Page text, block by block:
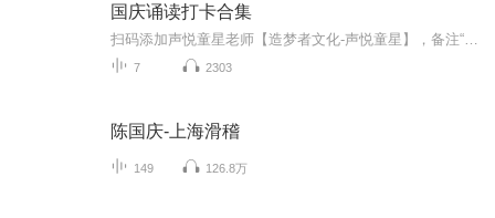
国庆诵读打卡合集
7 2303
陈国庆-上海滑稽
149 126.8万